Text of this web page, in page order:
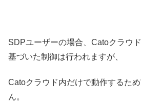
SDPユーザーの場合、Catoクラウ
基づいた制御は行われますが、
Catoクラウド内だけで動作するた
ん。